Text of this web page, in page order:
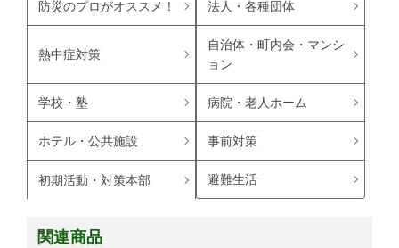
防災のプロがオススメ！ 法人・各種団体
熱中症対策
自治体・町内会・マンシ
ョン
学校・塾 病院・老人ホーム
ホテル・公共施設 事前対策
初期活動・対策本部 避難生活
関連商品